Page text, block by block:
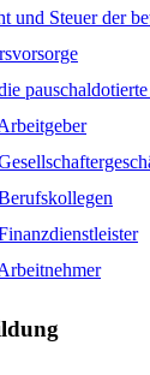
und Steuer der